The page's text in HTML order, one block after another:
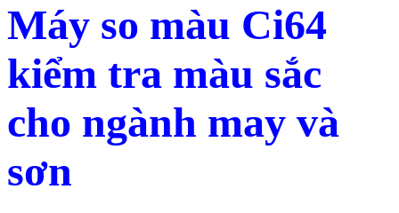
Máy so màu Ci64
kiểm tra màu sắc
cho ngành may và
sơn